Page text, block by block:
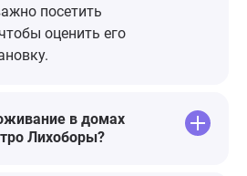
посетить
оценить его
в домах
Лихоборы?